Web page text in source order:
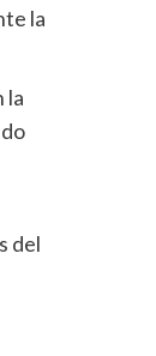
la
la
del